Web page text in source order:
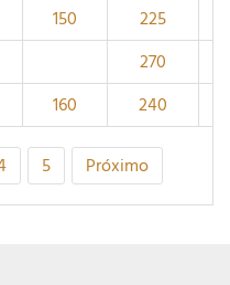
150 225
270
160 240
5 Próximo